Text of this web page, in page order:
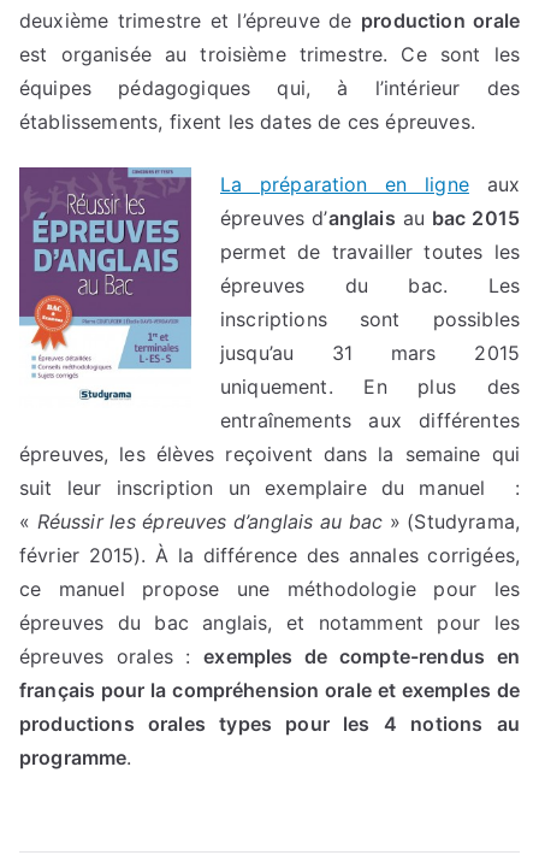
deuxième trimestre et l’épreuve de production orale
est organisée au troisième trimestre. Ce sont les
équipes pédagogiques qui, à l’intérieur des
établissements, fixent les dates de ces épreuves.
La préparation en ligneaux
épreuves d’anglais au bac 2015
permet de travailler toutes les
épreuves du bac. Les
inscriptions sont possibles
jusqu’au 31 mars 2015
uniquement. En plus des
entraînements aux différentes
épreuves, les élèves reçoivent dans la semaine qui
suit leur inscription un exemplaire du manuel :
« Réussir les épreuves d’anglais au bac » (Studyrama,
février 2015). À la différence des annales corrigées,
ce manuel propose une méthodologie pour les
épreuves du bac anglais, et notamment pour les
épreuves orales :exemples de compte-rendus en
français pour la compréhension orale et exemples de
productions orales types pour les 4 notions au
programme.